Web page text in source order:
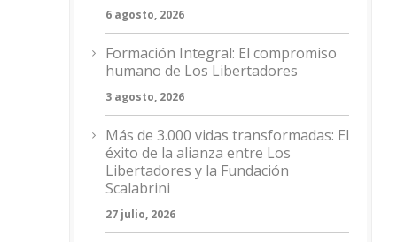
6 agosto, 2026
Formación Integral: El compromiso
humano de Los Libertadores
3 agosto, 2026
Más de 3.000 vidas transformadas: El
éxito de la alianza entre Los
Libertadores y la Fundación
Scalabrini
27 julio, 2026